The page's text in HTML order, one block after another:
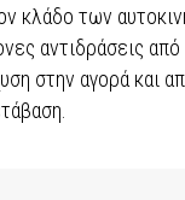
κλάδο των
αντιδράσεις από
στην αγορά και